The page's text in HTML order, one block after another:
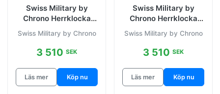
Swiss Military by
Chrono Herrklocka
Vit/Stål Ø43
Swiss Military by Chrono
3 510 SEK
Läs mer Köp nu
Swiss Military by
Chrono Herrklocka
Svart/Stål
Swiss Military by Chrono
3 510 SEK
Läs mer Köp nu